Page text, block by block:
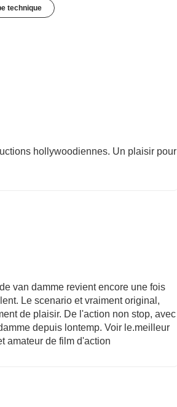
technique
hollywoodiennes. Un plaisir pour
van damme revient encore une fois
Le scenario et vraiment original,
de plaisir. De l'action non stop, avec
depuis lontemp. Voir le.meilleur
amateur de film d'action